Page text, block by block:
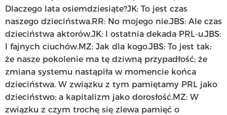
Dlaczego lata osiemdziesiąte?JK: To jest czas
naszego dzieciństwa.RR: No mojego nie.JBS: Ale czas
dzieciństwa aktorów.JK: I ostatnia dekada PRL-u.JBS:
I fajnych ciuchów.MZ: Jak dla kogo.JBS: To jest tak;
że nasze pokolenie ma tę dziwną przypadłość; że
zmiana systemu nastąpiła w momencie końca
dzieciństwa. W związku z tym pamiętamy PRL jako
dzieciństwo; a kapitalizm jako dorosłość.MZ: W
związku z czym trochę się zlewa pamięć o